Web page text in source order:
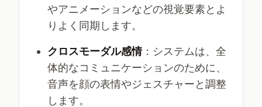
やアニメーションなどの視覚要素とよ
りよく同期します。
クロスモーダル感情：システムは、全
体的なコミュニケーションのために、
音声を顔の表情やジェスチャーと調整
します。